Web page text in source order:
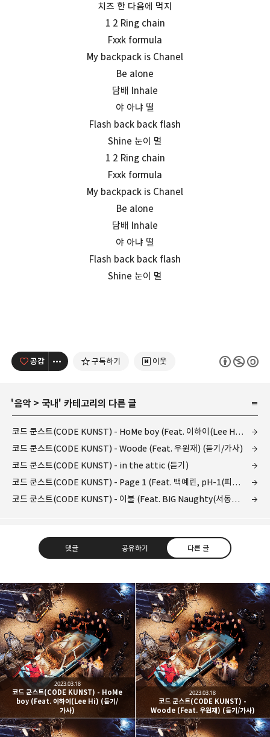
치즈 한 다음에 먹지
1 2 Ring chain
Fxxk formula
My backpack is Chanel
Be alone
담배 Inhale
야 아냐 떨
Flash back back flash
Shine 눈이 멀
1 2 Ring chain
Fxxk formula
My backpack is Chanel
Be alone
담배 Inhale
야 아냐 떨
Flash back back flash
Shine 눈이 멀
공감 구독하기 이웃
'음악 > 국내 ' 카테고리의 다른 글
코드 쿤스트(CODE KUNST) - HoMe boy (Feat. 이하이(Lee Hi) (듣기/가사)
코드 쿤스트(CODE KUNST) - Woode (Feat. 우원재) (듣기/가사)
코드 쿤스트(CODE KUNST) - in the attic (듣기)
코드 쿤스트(CODE KUNST) - Page 1 (Feat. 백예린, pH-1(피에이치원)) (듣기/가사)
코드 쿤스트(CODE KUNST) - 이불 (Feat. BIG Naughty(서동현)) (듣기/가사)
댓글 공유하기 다른 글
kjgsb
kjgsb 님의 블로그입니다.
구독하기
구독하기 카카오톡 라인 트위터
카카오스토리 밴드 네이버 블로그
코드 쿤스트(CODE KUNST) - HoMe
boy (Feat. 이하이(Lee Hi) (듣기/
가사)
2023.03.18
코드 쿤스트(CODE KUNST) -
Woode (Feat. 우원재) (듣기/가사)
2023.03.18